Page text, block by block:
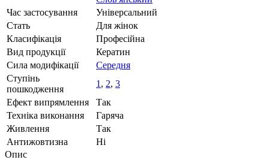
Час застосування
Універсальний
Стать
Для жінок
Класифікація
Професійна
Вид продукції
Кератин
Сила модифікації
Середня
Ступінь
пошкодження
1 , 2, 3
Ефект випрямлення
Так
Техніка виконання
Гаряча
Живлення
Так
Антижовтизна
Ні
Опис